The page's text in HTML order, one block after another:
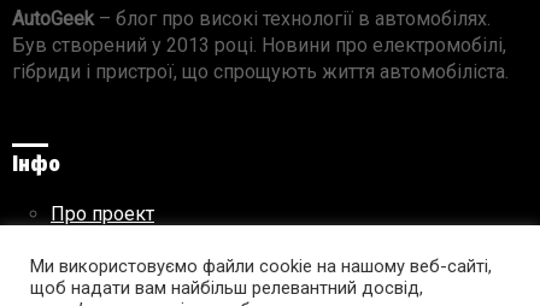
AutoGeek – блог про високі технології в автомобілях.
Був створений у 2013 році. Новини про електромобілі,
гібриди і пристрої, що спрощують життя автомобіліста.
Інфо
Про проект
Правила використання матеріалів
Ми використовуємо файли cookie на нашому веб-сайті,
щоб надати вам найбільш релевантний досвід,